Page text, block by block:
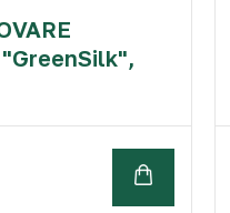
"GreenSilk",